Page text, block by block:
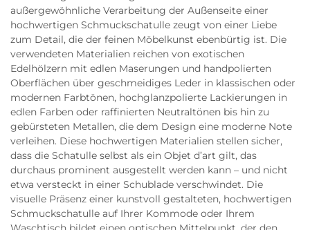
außergewöhnliche Verarbeitung der Außenseite einer
hochwertigen Schmuckschatulle zeugt von einer Liebe
zum Detail, die der feinen Möbelkunst ebenbürtig ist. Die
verwendeten Materialien reichen von exotischen
Edelhölzern mit edlen Maserungen und handpolierten
Oberflächen über geschmeidiges Leder in klassischen oder
modernen Farbtönen, hochglanzpolierte Lackierungen in
edlen Farben oder raffinierten Neutraltönen bis hin zu
gebürsteten Metallen, die dem Design eine moderne Note
verleihen. Diese hochwertigen Materialien stellen sicher,
dass die Schatulle selbst als ein Objet d’art gilt, das
durchaus prominent ausgestellt werden kann – und nicht
etwa versteckt in einer Schublade verschwindet. Die
visuelle Präsenz einer kunstvoll gestalteten, hochwertigen
Schmuckschatulle auf Ihrer Kommode oder Ihrem